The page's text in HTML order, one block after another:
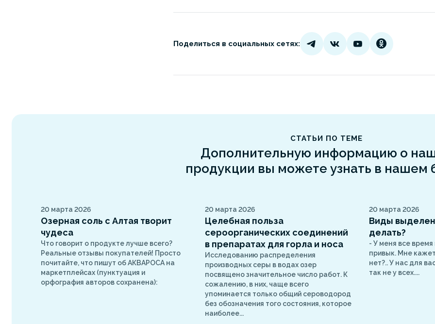
Поделиться в социальных сетях:
СТАТЬИ ПО ТЕМЕ
Дополнительную информацию о
продукции вы можете узнать в нашем
20 марта 2026
Озерная соль с Алтая творит
чудеса
Что говорит о продукте лучше всего?
Реальные отзывы покупателей! Просто
почитайте, что пишут об АКВАРОСА на
маркетплейсах (пунктуация и
орфография авторов сохранена):
20 марта 2026
Целебная польза
сероорганических соединений
в препаратах для горла и носа
Исследованию распределения
производных серы в водах озер
посвящено значительное число работ. К
сожалению, в них, чаще всего
упоминается только общий сероводород
без обозначения того состояния, которое
наиболее...
20 марта 2026
Виды
делать?
- У меня все
привык. Мне
нет?.. У нас для
так не у всех....